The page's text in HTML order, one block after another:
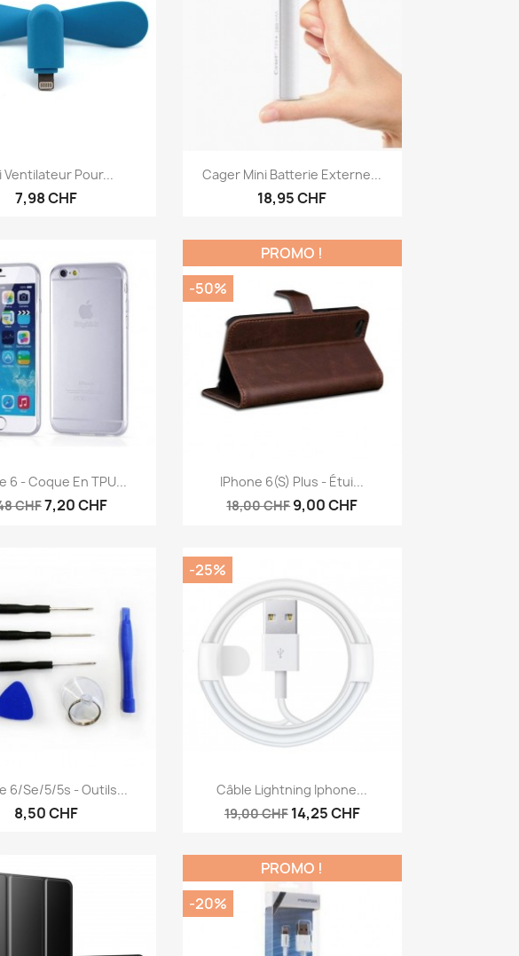
Aperçu rapide
Ventilateur Pour...
7,98 CHF
Aperçu rapide
Cager Mini Batterie Externe...
18,95 CHF
Aperçu rapide
6 - Coque En TPU...
CHF7,20 CHF
Aperçu rapide
IPhone 6(s) Plus - Étui...
18,00 CHF9,00 CHF
PROMO !
-50%
Aperçu rapide
6/se/5/5s - Outils...
8,50 CHF
 Aperçu rapide
Câble Lightning Iphone...
19,00 CHF 14,25 CHF
-25%
PROMO !
-20%